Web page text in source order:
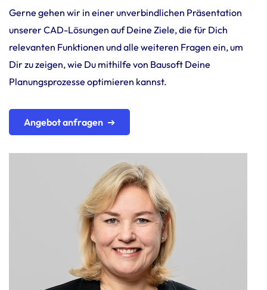
Gerne gehen wir in einer unverbindlichen Präsentation
unserer CAD-Lösungen auf Deine Ziele, die für Dich
relevanten Funktionen und alle weiteren Fragen ein, um
Dir zu zeigen, wie Du mithilfe von Bausoft Deine
Planungsprozesse optimieren kannst.
Angebot anfragen